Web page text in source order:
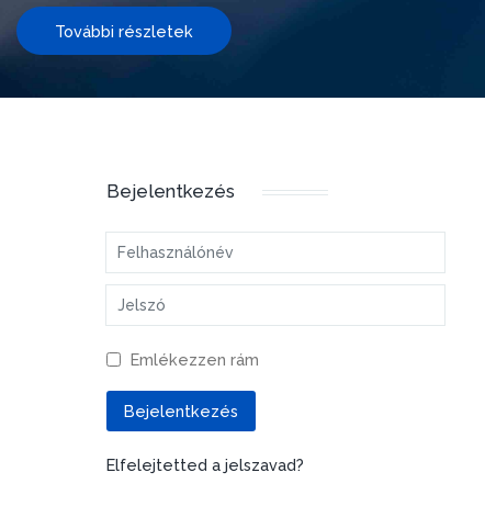
További részletek
Bejelentkezés
Felhasználónév
Jelszó
Emlékezzen rám
Bejelentkezés
Elfelejtetted a jelszavad?